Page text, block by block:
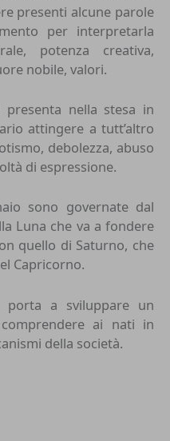
presenti alcune parole
per interpretarla
potenza creativa,
nobile, valori.
nella stesa in
attingere a tutt’altro
debolezza, abuso
di espressione.
sono governate dal
Luna che va a fondere
quello di Saturno, che
Capricorno.
porta a sviluppare un
ai nati in
della società.